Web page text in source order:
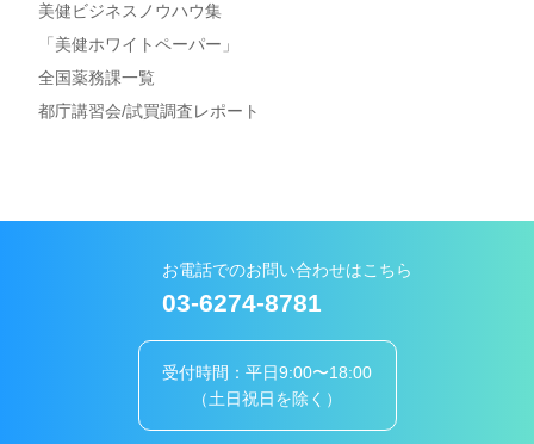
美健ビジネスノウハウ集
「美健ホワイトペーパー」
全国薬務課一覧
都庁講習会/試買調査レポート
お電話でのお問い合わせはこちら
03-6274-8781
受付時間：平日9:00〜18:00
（土日祝日を除く）